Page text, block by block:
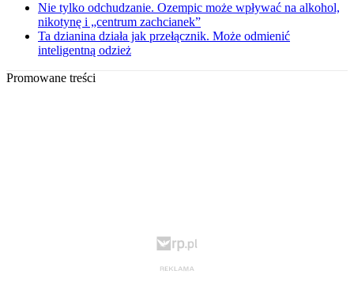
Nie tylko odchudzanie. Ozempic może wpływać na alkohol,
nikotynę i „centrum zachcianek”
Ta dzianina działa jak przełącznik. Może odmienić
inteligentną odzież
Promowane treści